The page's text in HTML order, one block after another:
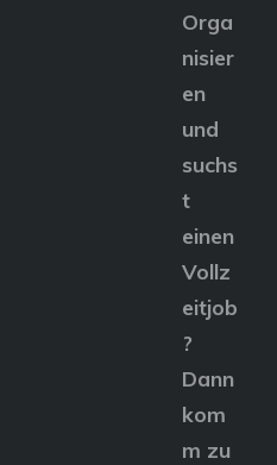
Orga
nisier
en
und
suchs
t
einen
Vollz
eitjob
?
Dann
kom
m zu